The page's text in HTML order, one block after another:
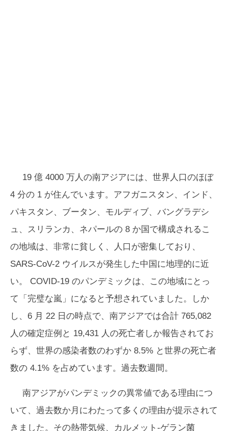
19 億 4000 万人の南アジアには、世界人口のほぼ
4 分の 1 が住んでいます。アフガニスタン、インド、
パキスタン、ブータン、モルディブ、バングラデシ
ュ、スリランカ、ネパールの 8 か国で構成されるこ
の地域は、非常に貧しく、人口が密集しており、
SARS-CoV-2 ウイルスが発生した中国に地理的に近
い。 COVID-19 のパンデミックは、この地域にとっ
て「完璧な嵐」になると予想されていました。しか
し、6 月 22 日の時点で、南アジアでは合計 765,082
人の確定症例と 19,431 人の死亡者しか報告されてお
らず、世界の感染者数のわずか 8.5% と世界の死亡者
数の 4.1% を占めています。過去数週間。
南アジアがパンデミックの異常値である理由につ
いて、過去数か月にわたって多くの理由が提示されて
きました。その熱帯気候、カルメット-ゲラン菌